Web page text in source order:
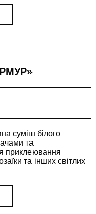
суміш білого
та
приклеювання
та інших світлих